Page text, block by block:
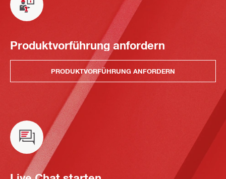
Produktvorführung anfordern
PRODUKTVORFÜHRUNG ANFORDERN